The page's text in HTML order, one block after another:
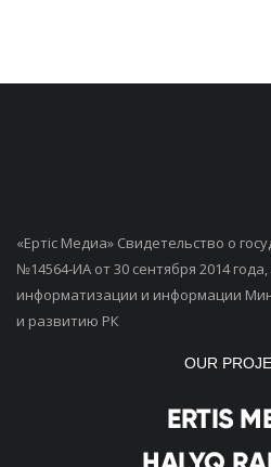
«Ертiс Медиа» Свидетельство о
№14564-ИА от 30 сентября 2014
информатизации и информации
и развитию РК
OUR